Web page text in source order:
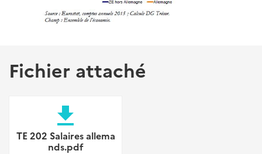
Fichier attaché
file_download
TE 202 Salaires allema
nds.pdf